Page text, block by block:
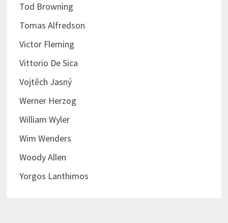
Tod Browning
Tomas Alfredson
Victor Fleming
Vittorio De Sica
Vojtěch Jasný
Werner Herzog
William Wyler
Wim Wenders
Woody Allen
Yorgos Lanthimos